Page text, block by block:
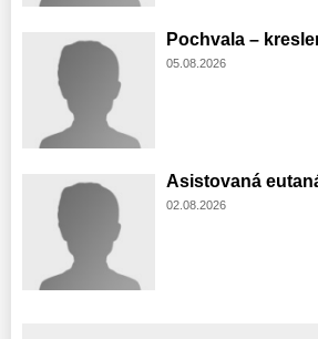
Pochvala –
05.08.2026
Asistovaná
02.08.2026